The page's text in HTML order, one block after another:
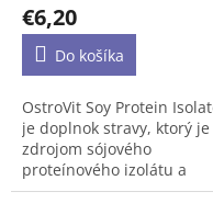
€6,20
Do košíka
OstroVit Soy Protein
je doplnok stravy, ktorý je
zdrojom sójového
proteínového izolátu a
obsahuje až 90%